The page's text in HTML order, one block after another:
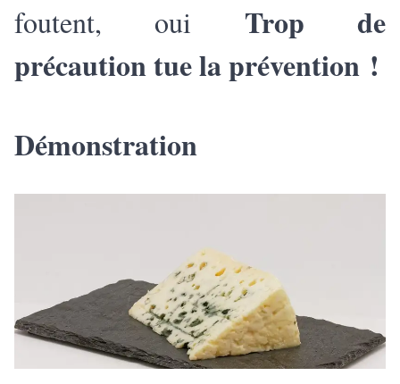
foutent, oui Trop de
précaution tue la prévention !
Démonstration